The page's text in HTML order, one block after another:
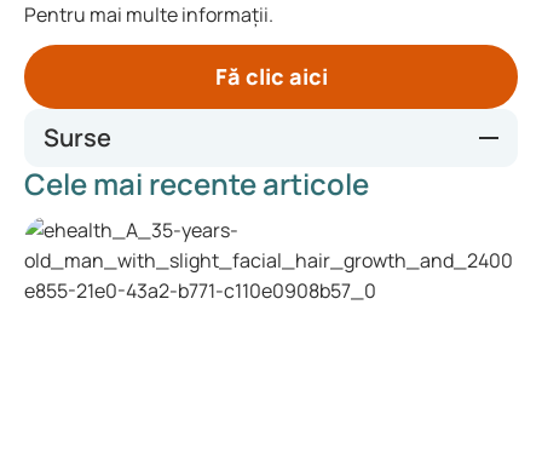
Pentru mai multe informații.
Fă clic aici
Surse
https://www.thuisarts.nl/vocht-uit-vagina/ik-heb-vaak-
ontsteking-door-schimmel-in-mijn-vagina
https://richtlijnen.nhg.org/standaarden/fluor-
vaginalis#volledige-tekst
https://www.farmacotherapeutischkompas.nl/bladeren/ind
Cele mai recente articole